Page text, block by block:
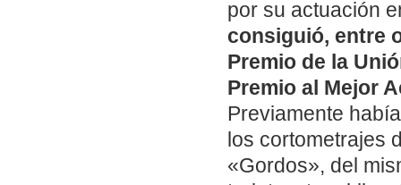
por su actuación
consiguió, entre
Premio de la
Premio al Mejor
Previamente
los cortometrajes
«Gordos», del